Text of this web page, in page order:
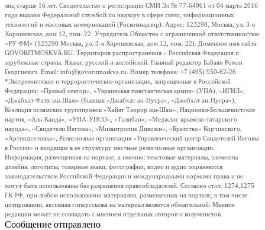
лиц старше 16 лет. Свидетельство о регистрации СМИ Эл № 77-64961 от 04 марта 2016
года выдано Федеральной службой по надзору в сфере связи, информационных
технологий и массовых коммуникаций (Роскомнадзор). Адрес: 123298, Москва, ул. 3-я
Хорошевская, дом 12, пом. 22. Учредитель Общество с ограниченной ответственностью
«РУ ФМ» (123298 Москва, ул. 3-я Хорошевская, дом 12, пом. 22). Доменное имя сайта
GOVORITMOSKVA.RU. Территория распространения – Российская Федерация и
зарубежные страны. Языки: русский и английский. Главный редактор Бабаян Роман
Георгиевич. Email: info@govoritmoskva.ru. Номер телефона: +7 (495) 950-62-26
*Экстремистские и террористические организации, запрещенные в Российской
Федерации: «Правый сектор», «Украинская повстанческая армия» (УПА), «ИГИЛ»,
«Джабхат Фатх аш-Шам» (бывшая «Джабхат ан-Нусра», «Джебхат ан-Нусра»),
Коалиция исламских группировок «Хайят Тахрир аш-Шам», Национал-Большевистская
партия, «Аль-Каида», «УНА-УНСО», «Талибан», «Меджлис крымско-татарского
народа», «Свидетели Иеговы», «Мизантропик Дивижн», «Братство» Корчинского,
«Артподготовка», Религиозная организация «Управленческий центр Свидетелей Иеговы
в России» и входящие в ее структуру местные религиозные организации.
Информация, размещенная на портале, а именно: текстовые материалы, элементы
дизайна, логотипы, товарные знаки, фотографии, видео и аудио охраняются
законодательством Российской Федерации и международными нормами права и не
могут быть использованы без разрешения правообладателей. Согласно ст.ст. 1274,1275
ГК РФ, при любом использовании материалов, размещенных на портале, в том числе
цитировании, активная гиперссылка на материал является обязательной. Мнение
редакции может не совпадать с мнением отдельных авторов и колумнистов.
Сообщение отправлено